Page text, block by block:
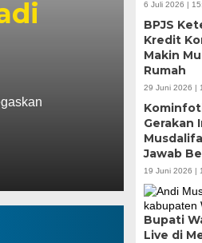
menerima audiensi
6 Juli 2026 |
BPJS
Kredit
Makin
Rumah
29 Juni 2026 |
Gerakan
Jawab
19 Juni 2026 |
Bupati
Live di